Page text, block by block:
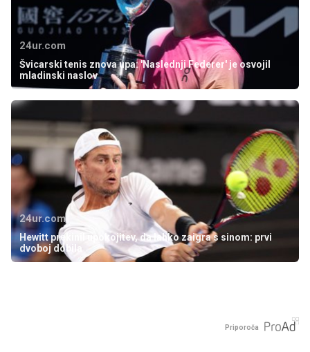
24ur.com
Švicarski tenis znova upa: 'Naslednji Federer' je osvojil
mladinski naslov
24ur.com
Hewitt prekinil upokojitev, da lahko zaigra s sinom: prvi
dvoboj dobila
Priporoča